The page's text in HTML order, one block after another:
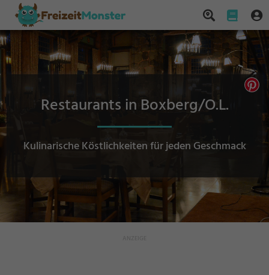
Restaurants in Boxberg/O.L.
Kulinarische Köstlichkeiten für jeden Geschmack